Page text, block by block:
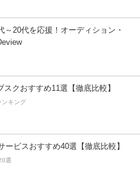
～20代を応援！オーディション・
クおすすめ11選【徹底比較】
ンキング
ービスおすすめ40選【徹底比較】
選